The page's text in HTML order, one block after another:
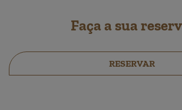
Faça a sua
RESERVAR